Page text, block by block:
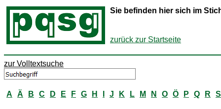
Sie befinden hier sich im
zurück zur Startseite
zur Volltextsuche
A Ä B C D E F G H J K L M N O Ö P Q R S